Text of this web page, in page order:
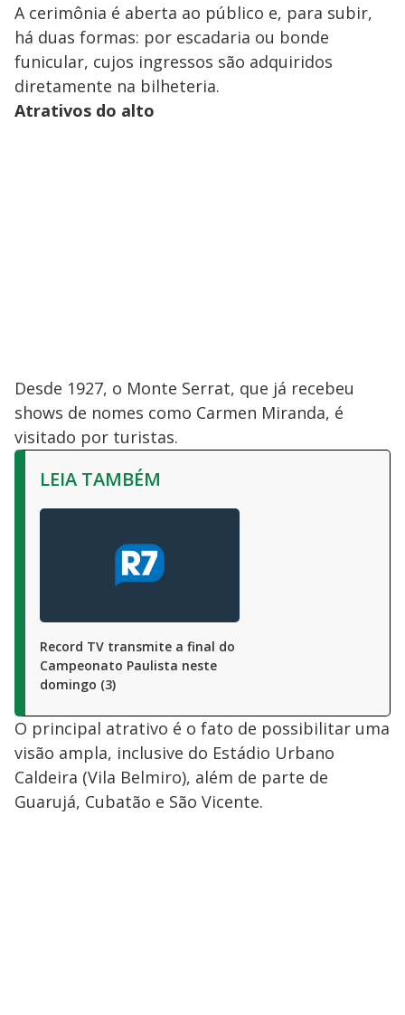
A cerimônia é aberta ao público e, para subir,
há duas formas: por escadaria ou bonde
funicular, cujos ingressos são adquiridos
diretamente na bilheteria.
Atrativos do alto
Desde 1927, o Monte Serrat, que já recebeu
shows de nomes como Carmen Miranda, é
visitado por turistas.
LEIA TAMBÉM
Record TV transmite a final do
Campeonato Paulista neste
domingo (3)
O principal atrativo é o fato de possibilitar uma
visão ampla, inclusive do Estádio Urbano
Caldeira (Vila Belmiro), além de parte de
Guarujá, Cubatão e São Vicente.